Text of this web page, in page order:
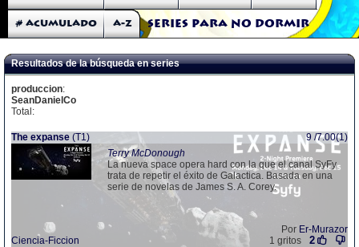
Series para no dormir
# Acumulado A-Z
Resultados de la búsqueda en series
produccion:
SeanDanielCo
Total:
The expanse (T1)
9 /7.00(1)
Terry McDonough
La nueva space opera hard con la que el canal SyFy
trata de repetir el éxito de Galactica. Basada en una
serie de novelas de James S. A. Corey.
Por Er-Murazor
Ciencia-Ficcion
2
1 gritos